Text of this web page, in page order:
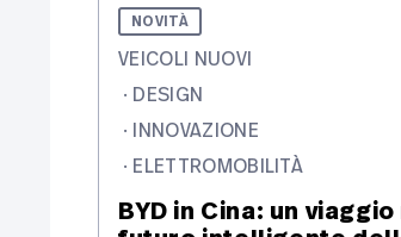
NOVITÀ
VEICOLI NUOVI
· DESIGN
· INNOVAZIONE
· ELETTROMOBILITÀ
BYD in Cina: un